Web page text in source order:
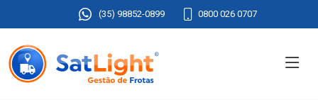
(35) 98852-0899 0800 026 0707